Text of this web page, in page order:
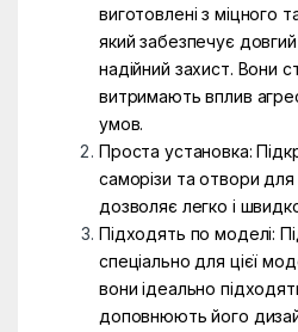
виготовлені з міцного
який забезпечує
надійний захист. Вони
витримають вплив
умов.
Проста установка:
саморізи та отвори
дозволяє легко і
Підходять по моделі:
спеціально для цієї
вони ідеально
доповнюють його